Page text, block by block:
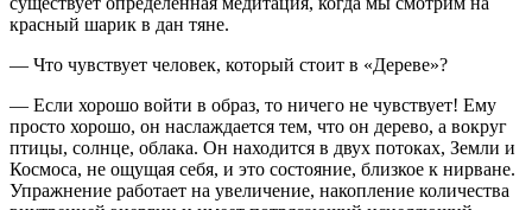
красный шарик в дан тяне.
— Что чувствует человек, который стоит в «Дереве»?
— Если хорошо войти в образ, то ничего не чувствует! Ему
просто хорошо, он наслаждается тем, что он дерево, а вокруг
птицы, солнце, облака. Он находится в двух потоках, Земли и
Космоса, не ощущая себя, и это состояние, близкое к нирване.
Упражнение работает на увеличение, накопление количества